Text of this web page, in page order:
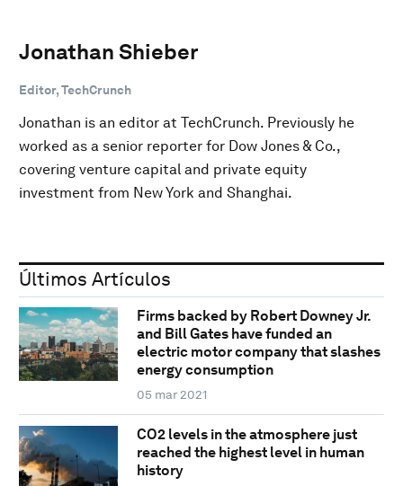
Jonathan Shieber
Editor, TechCrunch
Jonathan is an editor at TechCrunch. Previously he
worked as a senior reporter for Dow Jones & Co.,
covering venture capital and private equity
investment from New York and Shanghai.
Últimos Artículos
Firms backed by Robert Downey Jr.
and Bill Gates have funded an
electric motor company that slashes
energy consumption
05 mar 2021
CO2 levels in the atmosphere just
reached the highest level in human
history